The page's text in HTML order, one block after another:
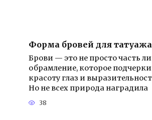
Форма бровей для татуажа
Брови — это не просто часть
обрамление, которое
красоту глаз и
Но не всех природа наградила
38